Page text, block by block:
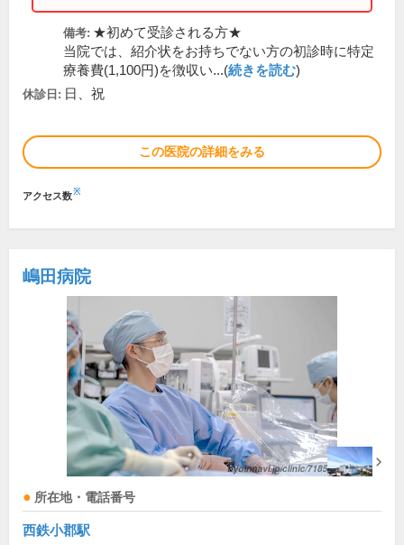
備考: ★初めて受診される方★
当院では、紹介状をお持ちでない方の初診時に特定
療養費(1,100円)を徴収い...(続きを読む)
休診日: 日、祝
この医院の詳細をみる
アクセス数※
嶋田病院
所在地・電話番号
西鉄小郡駅